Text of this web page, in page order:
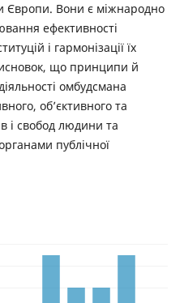
Європи. Вони є міжнародно
ефективності
і гармонізації їх
що принципи й
омбудсмана
об’єктивного та
і свобод людини та
публічної